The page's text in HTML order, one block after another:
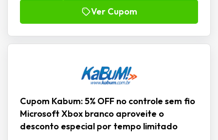
Ver Cupom
Cupom Kabum: 5% OFF no controle sem fio
Microsoft Xbox branco aproveite o
desconto especial por tempo limitado